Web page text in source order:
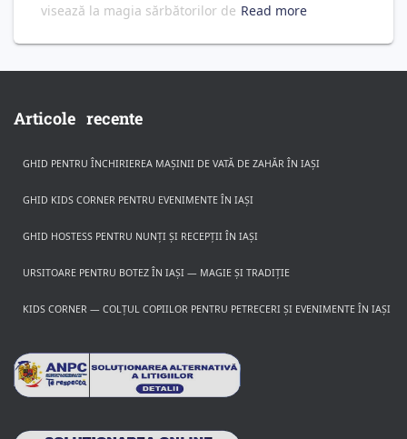
visează la magia sărbătorilor de Read more
Articole recente
GHID PENTRU ÎNCHIRIEREA MAȘINII DE VATĂ DE ZAHĂR ÎN IAȘI
GHID KIDS CORNER PENTRU EVENIMENTE ÎN IAȘI
GHID HOSTESS PENTRU NUNȚI ȘI RECEPȚII ÎN IAȘI
URSITOARE PENTRU BOTEZ ÎN IAȘI — MAGIE ȘI TRADIȚIE
KIDS CORNER — COLȚUL COPIILOR PENTRU PETRECERI ȘI EVENIMENTE ÎN IAȘI